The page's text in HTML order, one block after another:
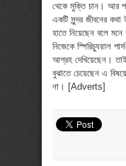
থেকে মুক্তি চান। আর
একটি সুন্দর জীবনের
হাতে নিয়েছেন বলে
নিজেকে স্পিরিচ্যুয়াল
আগ্রহ দেখিয়েছেন।
বুঝাতে চেয়েছেন এ
না। [Adverts]